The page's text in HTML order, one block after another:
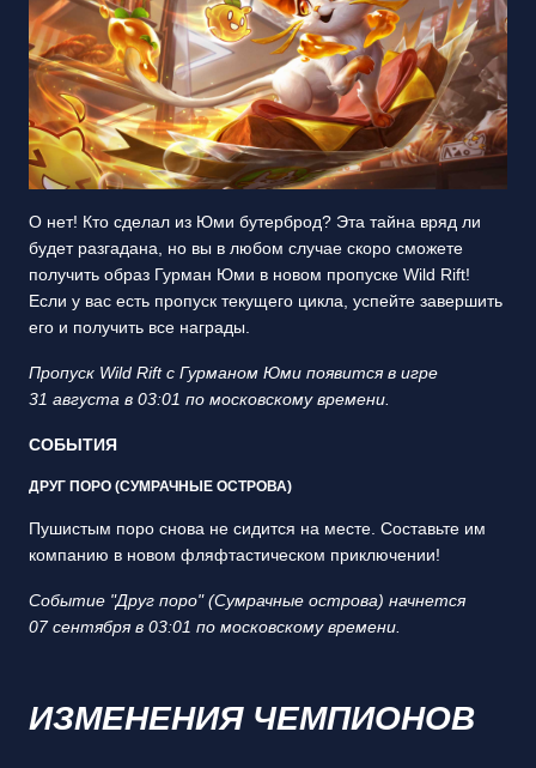
О нет! Кто сделал из Юми бутерброд? Эта тайна вряд ли
будет разгадана, но вы в любом случае скоро сможете
получить образ Гурман Юми в новом пропуске Wild Rift!
Если у вас есть пропуск текущего цикла, успейте завершить
его и получить все награды.
Пропуск Wild Rift с Гурманом Юми появится в игре
31 августа в 03:01 по московскому времени.
СОБЫТИЯ
ДРУГ ПОРО (СУМРАЧНЫЕ ОСТРОВА)
Пушистым поро снова не сидится на месте. Составьте им
компанию в новом фляфтастическом приключении!
Событие "Друг поро" (Сумрачные острова) начнется
07 сентября в 03:01 по московскому времени.
ИЗМЕНЕНИЯ ЧЕМПИОНОВ